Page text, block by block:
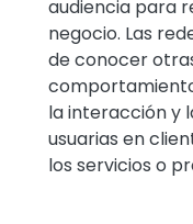
audiencia para
negocio. Las
de conocer
la interacción y
usuarias en
los servicios o